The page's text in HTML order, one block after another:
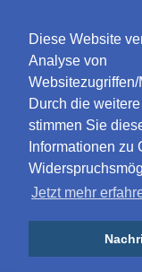
Diese Website
Analyse von
Durch die
stimmen Sie
Informationen zu
Jetzt mehr